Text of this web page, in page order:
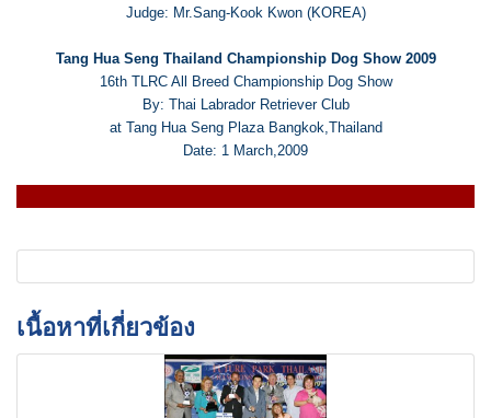
Judge: Mr.Sang-Kook Kwon (KOREA)
Tang Hua Seng Thailand Championship Dog Show 2009
16th TLRC All Breed Championship Dog Show
By: Thai Labrador Retriever Club
at Tang Hua Seng Plaza Bangkok,Thailand
Date: 1 March,2009
เนื้อหาที่เกี่ยวข้อง